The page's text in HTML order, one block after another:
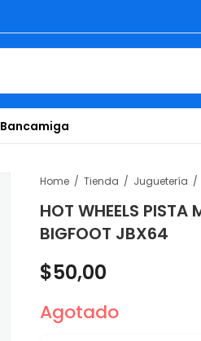
Bancamiga
Home Tienda Juguetería
HOT WHEELS PISTA
BIGFOOT JBX64
$50,00
Agotado